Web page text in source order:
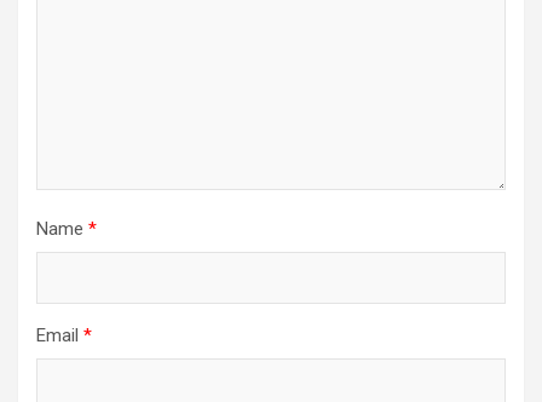
Name *
Email *